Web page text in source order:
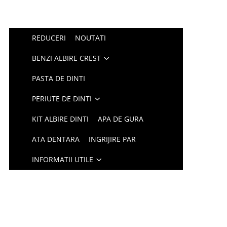
REDUCERI NOUTATI
BENZI ALBIRE CREST
PASTA DE DINTI
PERIUTE DE DINTI
KIT ALBIRE DINTI APA DE GURA
ATA DENTARA INGRIJIRE PAR
INFORMATII UTILE